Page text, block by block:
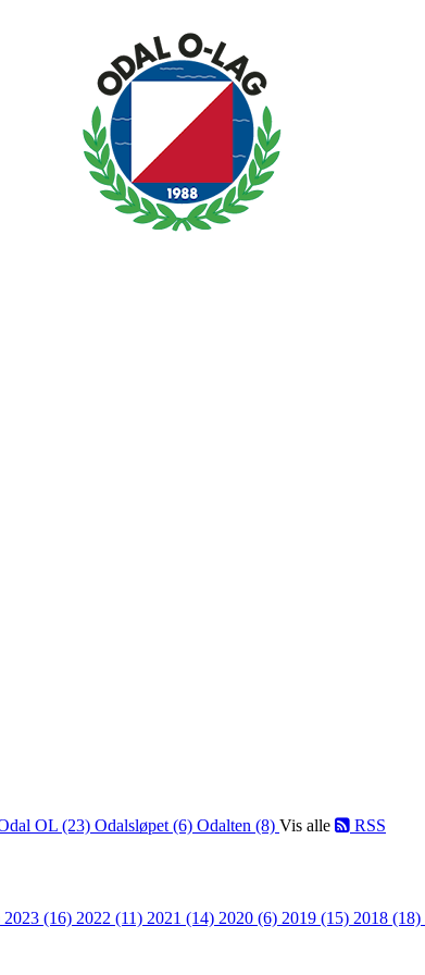
OL (23) Odalsløpet (6) Odalten (8) Vis alle RSS
2023 (16) 2022 (11) 2021 (14) 2020 (6) 2019 (15) 2018 (18)